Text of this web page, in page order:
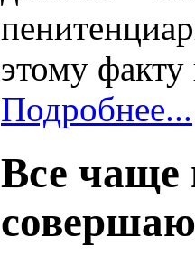
этому факту
Подробнее...
Все чаще